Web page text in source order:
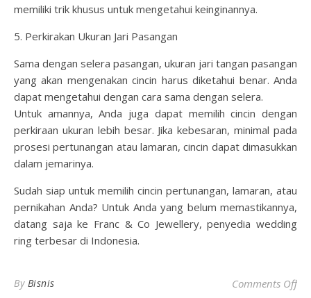
memiliki trik khusus untuk mengetahui keinginannya.
5. Perkirakan Ukuran Jari Pasangan
Sama dengan selera pasangan, ukuran jari tangan pasangan
yang akan mengenakan cincin harus diketahui benar. Anda
dapat mengetahui dengan cara sama dengan selera.
Untuk amannya, Anda juga dapat memilih cincin dengan
perkiraan ukuran lebih besar. Jika kebesaran, minimal pada
prosesi pertunangan atau lamaran, cincin dapat dimasukkan
dalam jemarinya.
Sudah siap untuk memilih cincin pertunangan, lamaran, atau
pernikahan Anda? Untuk Anda yang belum memastikannya,
datang saja ke Franc & Co Jewellery, penyedia wedding
ring terbesar di Indonesia.
By Bisnis Comments Offon